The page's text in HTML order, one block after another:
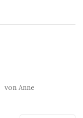
von Anne